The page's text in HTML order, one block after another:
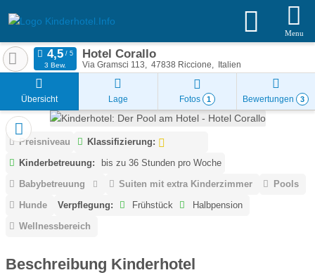
Menu
Hotel Corallo
Via Gramsci 113 47838 Riccione Italien
3 Bew.
Übersicht Lage Fotos 1 Bewertungen 3
Preisniveau
Klassifizierung:
Kinderbetreuung:
bis zu 36 Stunden pro Woche
Babybetreuung
Suiten mit extra Kinderzimmer
Pools
Hunde
Verpflegung: Frühstück
Halbpension
Wellnessbereich
Beschreibung Kinderhotel